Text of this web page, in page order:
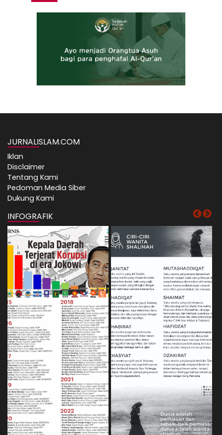
JURNALISLAM.COM
Iklan
Disclaimer
Tentang Kami
Pedoman Media Siber
Dukung Kami
INFOGRAFIK